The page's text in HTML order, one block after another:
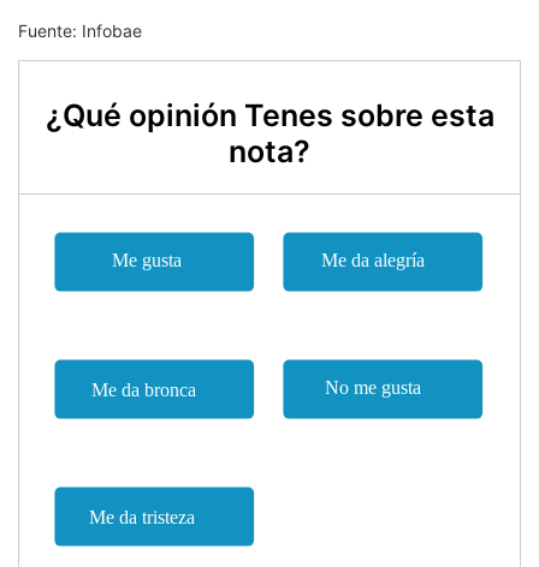
Fuente: Infobae
¿Qué opinión Tenes sobre esta
nota?